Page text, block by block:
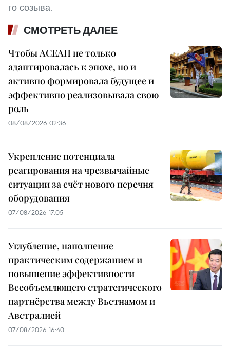
го созыва.
СМОТРЕТЬ ДАЛЕЕ
Чтобы АСЕАН не только
адаптировалась к эпохе, но и
активно формировала будущее и
эффективно реализовывала свою
роль
08/08/2026 02:36
Укрепление потенциала
реагирования на чрезвычайные
ситуации за счёт нового перечня
оборудования
07/08/2026 17:05
Углубление, наполнение
практическим содержанием и
повышение эффективности
Всеобъемлющего стратегического
партнёрства между Вьетнамом и
Австралией
07/08/2026 16:40